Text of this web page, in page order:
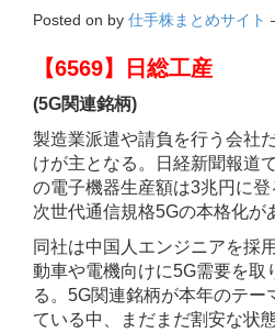
Posted on by 仕手株まとめサイト
【6569】日総工産
(5G関連銘柄)
製造業派遣や請負を行う会社
けが主となる。日経新聞報道
の電子機器生産額は3兆円に
次世代通信規格5Gの本格化が
同社は中国人エンジニアを採
動車や電機向けに5G需要を取
る。5G関連銘柄が本年のテー
ている中、まだまだ割安な状